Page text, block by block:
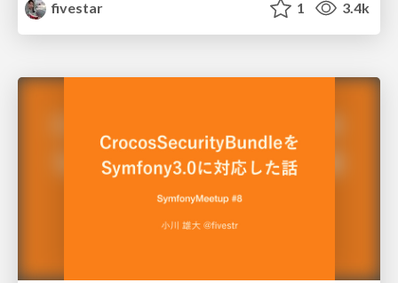
fivestar
1 3.4k